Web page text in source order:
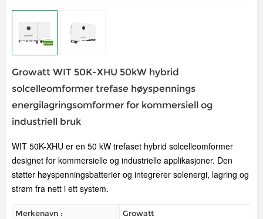
Growatt WIT 50K-XHU 50kW hybrid
solcelleomformer trefase høyspennings
energilagringsomformer for kommersiell og
industriell bruk
WIT 50K-XHU er en 50 kW trefaset hybrid solcelleomformer
designet for kommersielle og industrielle applikasjoner. Den
støtter høyspenningsbatterier og integrerer solenergi, lagring og
strøm fra nett i ett system.
Merkenavn :
Growatt